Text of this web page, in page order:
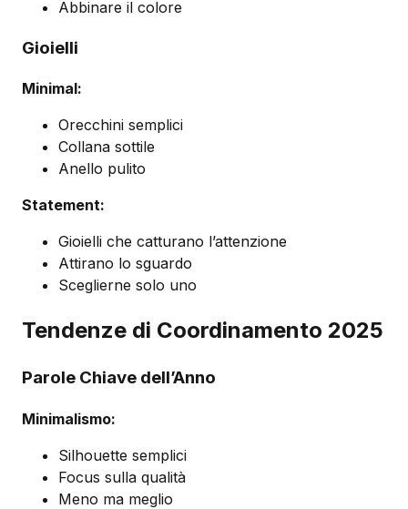
Abbinare il colore
Gioielli
Minimal:
Orecchini semplici
Collana sottile
Anello pulito
Statement:
Gioielli che catturano l’attenzione
Attirano lo sguardo
Sceglierne solo uno
Tendenze di Coordinamento 2025
Parole Chiave dell’Anno
Minimalismo:
Silhouette semplici
Focus sulla qualità
Meno ma meglio